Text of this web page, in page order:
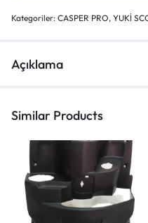
Kategoriler: CASPER PRO, YUKİ
Açıklama
Similar Products